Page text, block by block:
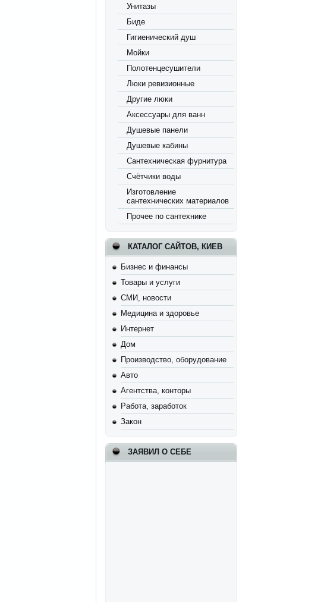
Унитазы
Биде
Гигиенический душ
Мойки
Полотенцесушители
Люки ревизионные
Другие люки
Аксессуары для ванн
Душевые панели
Душевые кабины
Сантехническая фурнитура
Счётчики воды
Изготовление
сантехнических материалов
Прочее по сантехнике
КАТАЛОГ САЙТОВ, КИЕВ
Бизнес и финансы
Товары и услуги
СМИ, новости
Медицина и здоровье
Интернет
Дом
Производство, оборудование
Авто
Агентства, конторы
Работа, заработок
Закон
ЗАЯВИЛ О СЕБЕ